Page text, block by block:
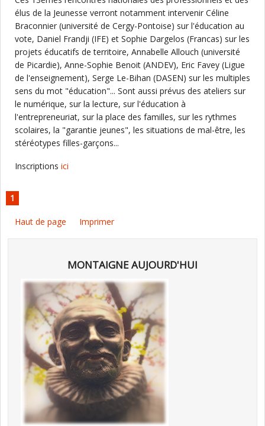
élus de la Jeunesse verront notamment intervenir Céline
Braconnier (université de Cergy-Pontoise) sur l'éducation au
vote, Daniel Frandji (IFE) et Sophie Dargelos (Francas) sur les
projets éducatifs de territoire, Annabelle Allouch (université
de Picardie), Anne-Sophie Benoit (ANDEV), Eric Favey (Ligue
de l'enseignement), Serge Le-Bihan (DASEN) sur les multiples
sens du mot "éducation"... Sont aussi prévus des ateliers sur
le numérique, sur la lecture, sur l'éducation à
l'entrepreneuriat, sur la place des familles, sur les rythmes
scolaires, la "garantie jeunes", les situations de mal-être, les
stéréotypes filles-garçons...
Inscriptions ici
1
Haut de page Imprimer
MONTAIGNE AUJOURD'HUI